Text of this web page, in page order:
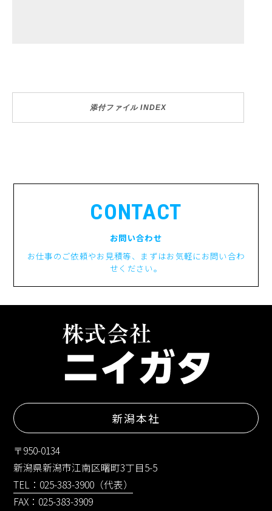
添付ファイル INDEX
CONTACT
お問い合わせ
お仕事のご依頼やお見積等、まずはお気軽にお問い合わ
せください。
新潟本社
〒950-0134
新潟県新潟市江南区曙町3丁目5-5
TEL：025-383-3900（代表）
FAX：025-383-3909